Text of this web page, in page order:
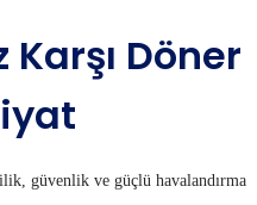
Karşı Döner
güvenlik ve güçlü havalandırma